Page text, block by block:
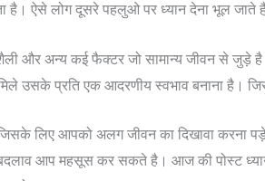
है। ऐसे लोग दूसरे पहलुओ पर ध्यान देना भूल जाते
और अन्य कई फैक्टर जो सामान्य जीवन से जुड़े
उसके प्रति एक आदरणीय स्वभाव बनाना है।
जिसके लिए आपको अलग जीवन का दिखावा करना
आप महसूस कर सकते है। आज की पोस्ट